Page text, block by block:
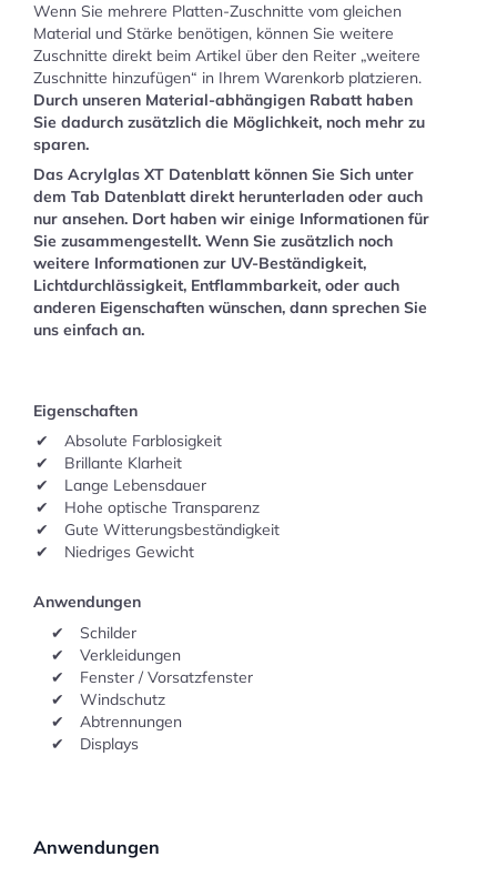
Wenn Sie mehrere Platten-Zuschnitte vom gleichen
Material und Stärke benötigen, können Sie weitere
Zuschnitte direkt beim Artikel über den Reiter „weitere
Zuschnitte hinzufügen“ in Ihrem Warenkorb platzieren.
Durch unseren Material-abhängigen Rabatt haben
Sie dadurch zusätzlich die Möglichkeit, noch mehr zu
sparen.
Das Acrylglas XT Datenblatt können Sie Sich unter
dem Tab Datenblatt direkt herunterladen oder auch
nur ansehen. Dort haben wir einige Informationen für
Sie zusammengestellt. Wenn Sie zusätzlich noch
weitere Informationen zur UV-Beständigkeit,
Lichtdurchlässigkeit, Entflammbarkeit, oder auch
anderen Eigenschaften wünschen, dann sprechen Sie
uns einfach an.
Eigenschaften
Absolute Farblosigkeit
Brillante Klarheit
Lange Lebensdauer
Hohe optische Transparenz
Gute Witterungsbeständigkeit
Niedriges Gewicht
Anwendungen
Schilder
Verkleidungen
Fenster / Vorsatzfenster
Windschutz
Abtrennungen
Displays
Anwendungen